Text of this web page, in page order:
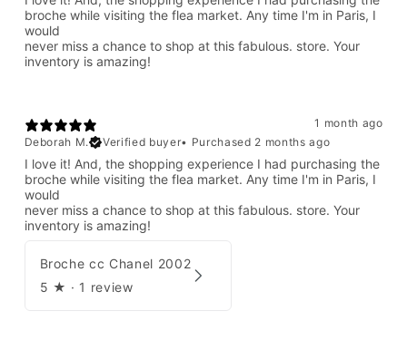
broche while visiting the flea market. Any time I'm in Paris, I
would
never miss a chance to shop at this fabulous. store. Your
inventory is amazing!
1 month ago
Deborah M.
Verified buyer• Purchased 2 months ago
I love it! And, the shopping experience I had purchasing the
broche while visiting the flea market. Any time I'm in Paris, I
would
never miss a chance to shop at this fabulous. store. Your
inventory is amazing!
Broche cc Chanel 2002
5 ★ · 1 review